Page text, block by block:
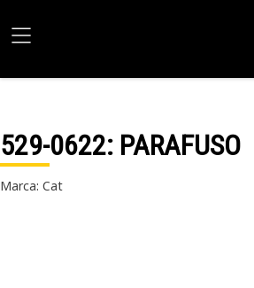
529-0622: PARAFUSO
Marca: Cat